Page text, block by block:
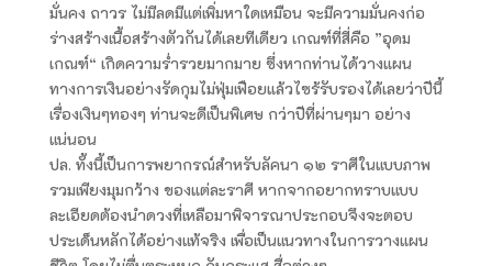
มั่นคง ถาวร ไม่มีลดมีแต่เพิ่มหาใดเหมือน จะมีความมั่นคงก่อ
ร่างสร้างเนื้อสร้างตัวกันได้เลยทีเดียว เกณฑ์ที่สี่คือ ”อุดม
เกณฑ์“ เกิดความร่ำรวยมากมาย ซึ่งหากท่านได้วางแผน
ทางการเงินอย่างรัดกุมไม่ฟุ่มเฟือยแล้วไซร้รับรองได้เลยว่าปีนี้
เรื่องเงินๆทองๆ ท่านจะดีเป็นพิเศษ กว่าปีที่ผ่านๆมา อย่าง
แน่นอน
ปล. ทั้งนี้เป็นการพยากรณ์สำหรับลัคนา ๑๒ ราศีในแบบภาพ
รวมเพียงมุมกว้าง ของแต่ละราศี หากจากอยากทราบแบบ
ละเอียดต้องนำดวงที่เหลือมาพิจารณาประกอบจึงจะตอบ
ประเด็นหลักได้อย่างแท้จริง เพื่อเป็นแนวทางในการวางแผน